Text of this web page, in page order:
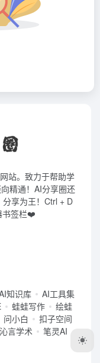
站。致力于帮助学
精通！AI分享圈还
享为王！Ctrl + D
书签栏❤️
知识库
AI工具集
蛙蛙写作
绘蛙
问小白
扣子空间
沁言学术 笔灵AI